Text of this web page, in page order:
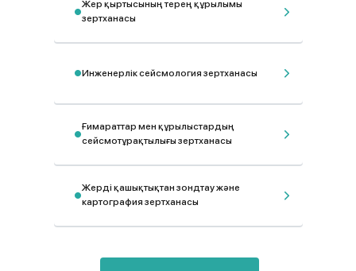
Жер қыртысының терең құрылымы
зертханасы
Инженерлік сейсмология зертханасы
Ғимараттар мен құрылыстардың
сейсмотұрақтылығы зертханасы
Жерді қашықтықтан зондтау және
картография зертханасы